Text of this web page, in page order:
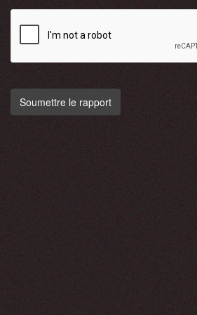
Soumettre le rapport